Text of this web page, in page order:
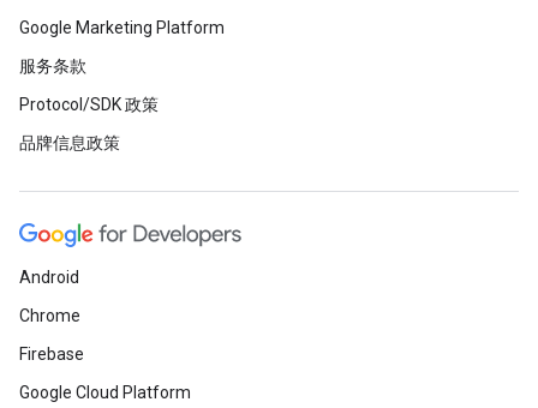
Google Marketing Platform
服务条款
Protocol/SDK 政策
品牌信息政策
Android
Chrome
Firebase
Google Cloud Platform